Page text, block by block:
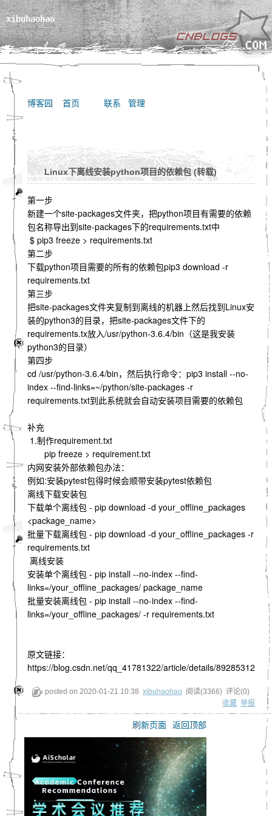
xibuhaohao
博客园 首页 联系 管理
Linux下离线安装python项目的依赖包 (转载)
第一步
新建一个site-packages文件夹，把python项目有需要的依赖
包名称导出到site-packages下的requirements.txt中
$ pip3 freeze > requirements.txt
第二步
下载python项目需要的所有的依赖包pip3 download -r
requirements.txt
第三步
把site-packages文件夹复制到离线的机器上然后找到Linux安
装的python3的目录，把site-packages文件下的
requirements.tx放入/usr/python-3.6.4/bin（这是我安装
python3的目录）
第四步
cd /usr/python-3.6.4/bin，然后执行命令：pip3 install --no-
index --find-links=~/python/site-packages -r
requirements.txt到此系统就会自动安装项目需要的依赖包
补充
1.制作requirement.txt
pip freeze > requirement.txt
内网安装外部依赖包办法：
例如:安装pytest包得时候会顺带安装pytest依赖包
离线下载安装包
下载单个离线包 - pip download -d your_offline_packages
<package_name>
批量下载离线包 - pip download -d your_offline_packages -r
requirements.txt
离线安装
安装单个离线包 - pip install --no-index --find-
links=/your_offline_packages/ package_name
批量安装离线包 - pip install --no-index --find-
links=/your_offline_packages/ -r requirements.txt
原文链接：
https://blog.csdn.net/qq_41781322/article/details/89285312
posted on2020-01-21 10:38 xibuhaohao 阅读(3366) 评论(0)
收藏 举报
刷新页面 返回顶部